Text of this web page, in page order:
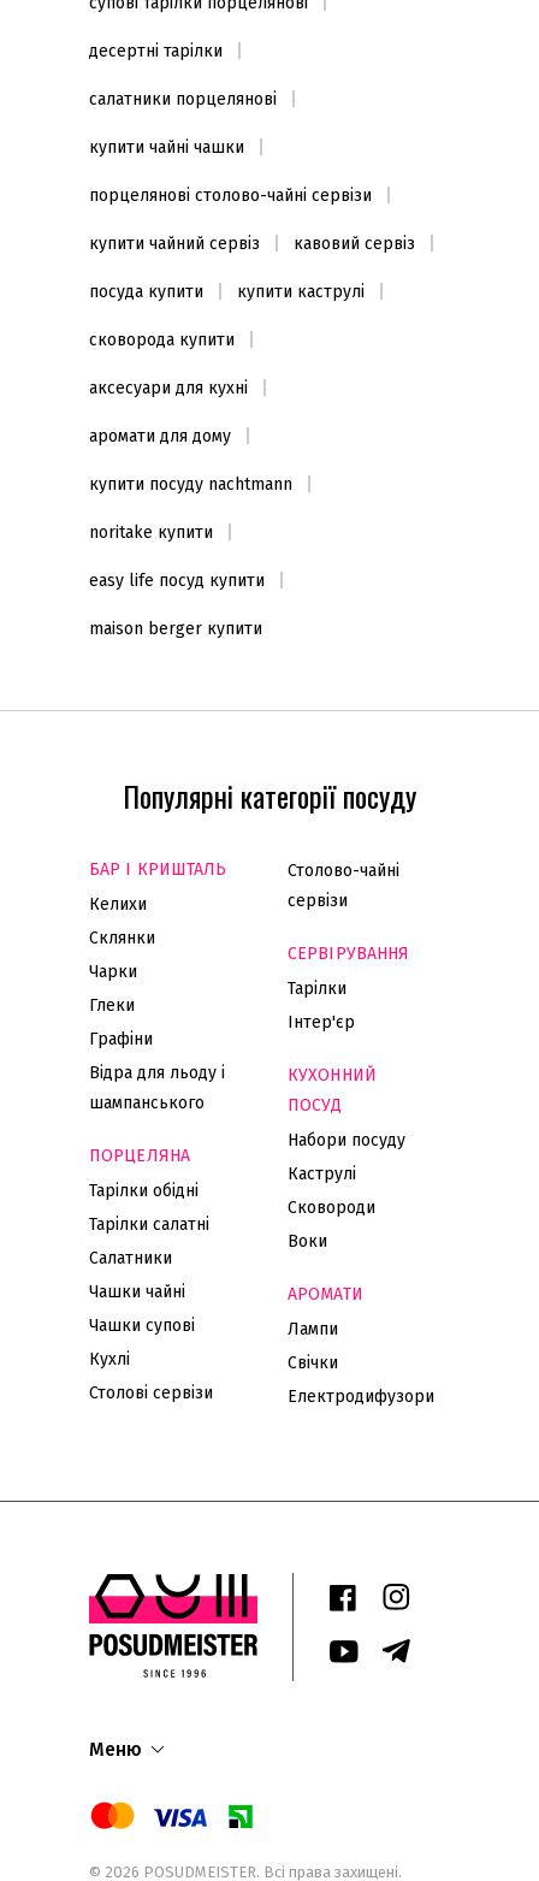
десертні тарілки
салатники порцелянові
купити чайні чашки
порцелянові столово-чайні сервізи
купити чайний сервіз кавовий сервіз
посуда купити купити каструлі
сковорода купити
аксесуари для кухні
аромати для дому
купити посуду nachtmann
noritake купити
easy life посуд купити
maison berger купити
Популярні категорії посуду
БАР І КРИШТАЛЬ
Келихи
Склянки
Чарки
Глеки
Графіни
Відра для льоду і
шампанського
ПОРЦЕЛЯНА
Тарілки обідні
Тарілки салатні
Салатники
Чашки чайні
Чашки супові
Кухлі
Столові сервізи
Столово-чайні
сервізи
СЕРВІРУВАННЯ
Тарілки
Інтер'єр
КУХОННИЙ
ПОСУД
Набори посуду
Каструлі
Сковороди
Воки
АРОМАТИ
Лампи
Свічки
Електродифузори
Меню
© 2026 POSUDMEISTER. Всі права захищені.